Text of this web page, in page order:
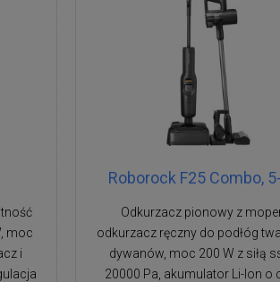
moc
i
Roborock F25 Combo,
Odkurzacz pionowy z
odkurzacz ręczny do podłóg
dywanów, moc 200 W z siłą
20000 Pa, akumulator Li-Ion o